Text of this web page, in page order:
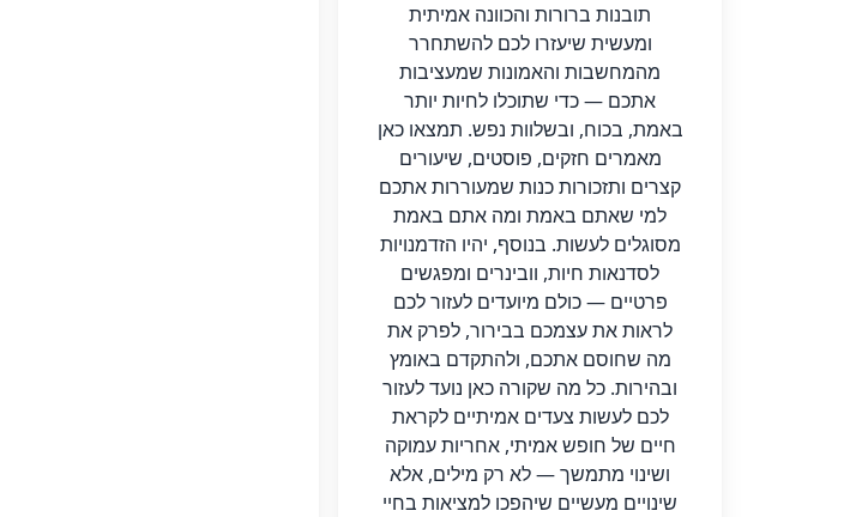
תובנות ברורות והכוונה אמיתית
ומעשית שיעזרו לכם להשתחרר
מהמחשבות והאמונות שמעציבות
אתכם — כדי שתוכלו לחיות יותר
באמת, בכוח, ובשלוות נפש. תמצאו כאן
מאמרים חזקים, פוסטים, שיעורים
קצרים ותזכורות כנות שמעוררות אתכם
למי שאתם באמת ומה אתם באמת
מסוגלים לעשות. בנוסף, יהיו הזדמנויות
לסדנאות חיות, וובינרים ומפגשים
פרטיים — כולם מיועדים לעזור לכם
לראות את עצמכם בבירור, לפרק את
מה שחוסם אתכם, ולהתקדם באומץ
ובהירות. כל מה שקורה כאן נועד לעזור
לכם לעשות צעדים אמיתיים לקראת
חיים של חופש אמיתי, אחריות עמוקה
ושינוי מתמשך — לא רק מילים, אלא
שינויים מעשיים שיהפכו למציאות בחיי